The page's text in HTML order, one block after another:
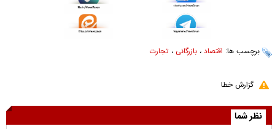
برچسب ها: اقتصاد ، بازرگانی ، تجارت
گزارش خطا
نظر شما